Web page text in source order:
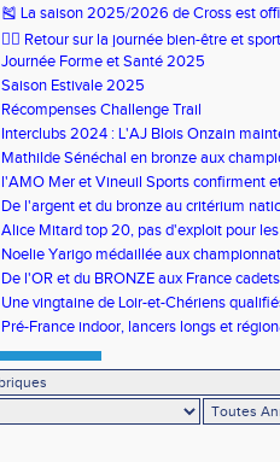
🎽 La saison 2025/2026 de Cross est
🧘‍♀️ Retour sur la journée bien-être et
Journée Forme et Santé 2025
Saison Estivale 2025
Récompenses Challenge Trail
Interclubs 2024 : L'AJ Blois Onzain
Romorantin en N2B
Mathilde Sénéchal en bronze aux
l'AMO Mer et Vineuil Sports confirment
benjamins
De l'argent et du bronze au critérium
Alice Mitard top 20, pas d'exploit pour
Noelie Yarigo médaillée aux
De l'OR et du BRONZE aux France
Une vingtaine de Loir-et-Chériens
Pré-France indoor, lancers longs et